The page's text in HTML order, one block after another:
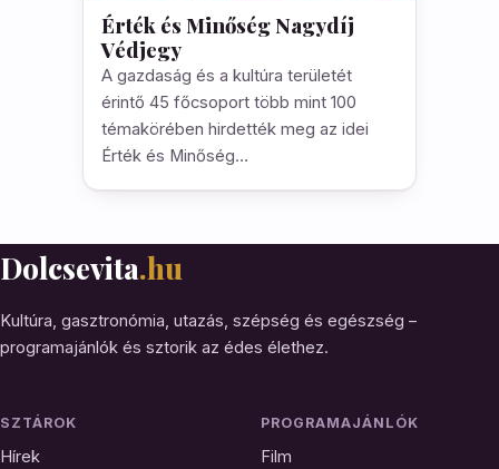
Érték és Minőség Nagydíj
Védjegy
A gazdaság és a kultúra területét
érintő 45 főcsoport több mint 100
témakörében hirdették meg az idei
Érték és Minőség…
Dolcsevita.hu
Kultúra, gasztronómia, utazás, szépség és egészség –
programajánlók és sztorik az édes élethez.
SZTÁROK
Hírek
PROGRAMAJÁNLÓK
Film